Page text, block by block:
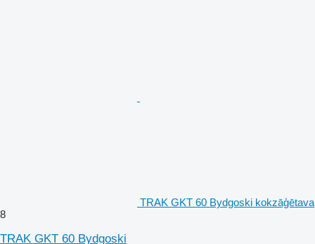
TRAK GKT 60 Bydgoski kokzāģētava
8
TRAK GKT 60 Bydgoski